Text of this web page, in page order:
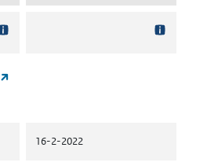
16-2-2022